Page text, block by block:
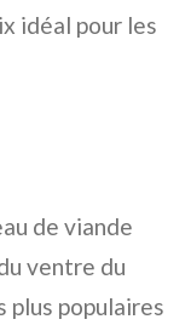
idéal pour les
de viande
ventre du
plus populaires